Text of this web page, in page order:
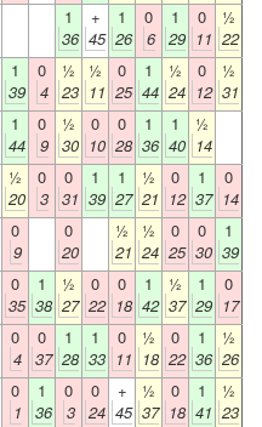
1
36
+
45
1
26
0
6
1
29
0
11
½
22
1
39
0
4
½
23
½
11
0
25
1
44
½
24
0
12
½
31
1
44
0
9
½
30
0
10
0
28
1
36
1
40
½
14
½
20
0
3
0
31
1
39
1
27
½
21
0
12
1
37
0
14
0
9
0
20
½
21
½
24
0
25
0
30
1
39
0
35
1
38
½
27
0
22
0
18
1
42
½
37
1
29
0
17
0
4
0
37
1
28
1
33
0
11
½
18
0
22
1
36
½
26
0
1
1
36
0
3
0
24
+
45
½
37
0
18
1
41
½
23